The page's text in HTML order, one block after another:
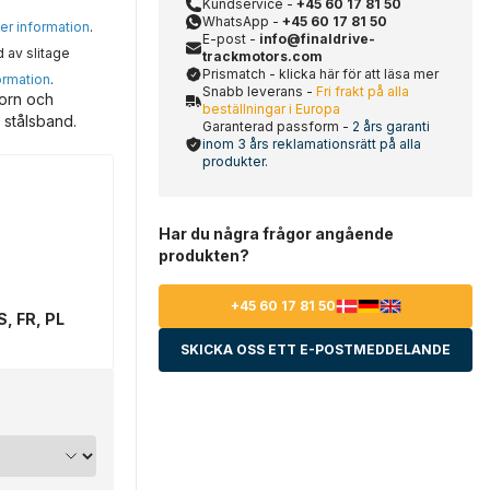
information.
av slitage
.
och
FR, PL
Kundservice - +45 60 17 81 50
WhatsApp - +45 60 17 81 50
E-post - info@finaldrive-
trackmotors.com
Prismatch - klicka här för att läsa mer
Snabb leverans - Fri frakt på alla
beställningar i Europa
Garanterad passform - 2 års garanti
inom 3 års reklamationsrätt på alla
produkter.
Har du några frågor angående
produkten?
+45 60 17 81 50
SKICKA OSS ETT E-POSTMEDDELANDE